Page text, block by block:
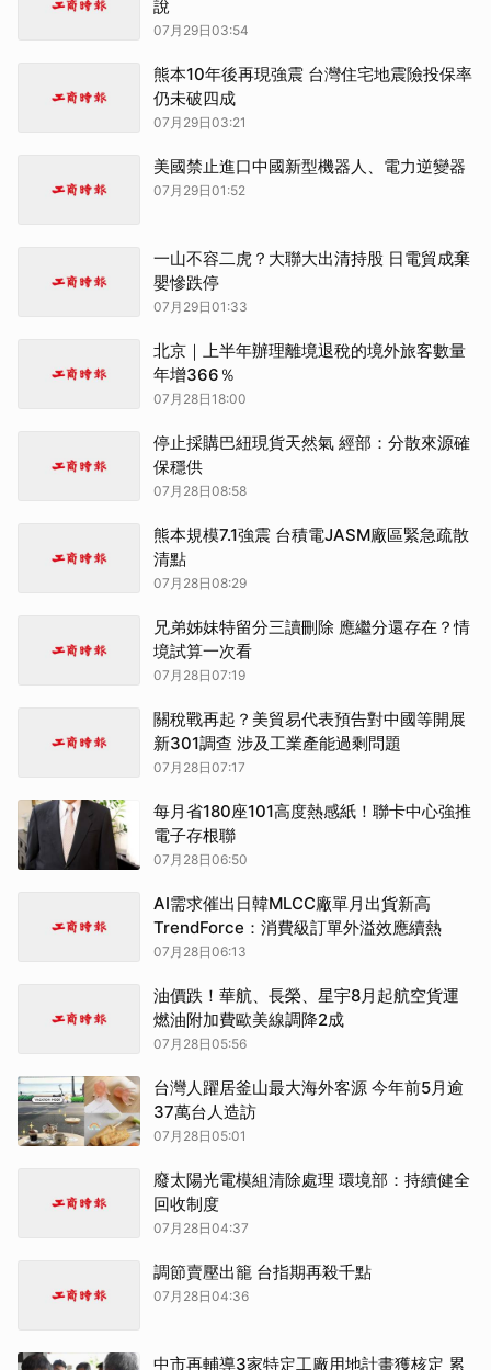
說
07月29日03:54
熊本10年後再現強震 台灣住宅地震險投保率
仍未破四成
07月29日03:21
美國禁止進口中國新型機器人、電力逆變器
07月29日01:52
一山不容二虎？大聯大出清持股 日電貿成棄
嬰慘跌停
07月29日01:33
北京｜上半年辦理離境退稅的境外旅客數量
年增366％
07月28日18:00
停止採購巴紐現貨天然氣 經部：分散來源確
保穩供
07月28日08:58
熊本規模7.1強震 台積電JASM廠區緊急疏散
清點
07月28日08:29
兄弟姊妹特留分三讀刪除 應繼分還存在？情
境試算一次看
07月28日07:19
關稅戰再起？美貿易代表預告對中國等開展
新301調查 涉及工業產能過剩問題
07月28日07:17
每月省180座101高度熱感紙！聯卡中心強推
電子存根聯
07月28日06:50
AI需求催出日韓MLCC廠單月出貨新高
TrendForce：消費級訂單外溢效應續熱
07月28日06:13
油價跌！華航、長榮、星宇8月起航空貨運
燃油附加費歐美線調降2成
07月28日05:56
台灣人躍居釜山最大海外客源 今年前5月逾
37萬台人造訪
07月28日05:01
廢太陽光電模組清除處理 環境部：持續健全
回收制度
07月28日04:37
調節賣壓出籠 台指期再殺千點
07月28日04:36
中市再輔導3家特定工廠用地計畫獲核定 累